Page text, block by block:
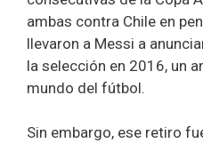
ambas contra Chile en
llevaron a Messi a
la selección en 2016, un
mundo del fútbol.
Sin embargo, ese retiro